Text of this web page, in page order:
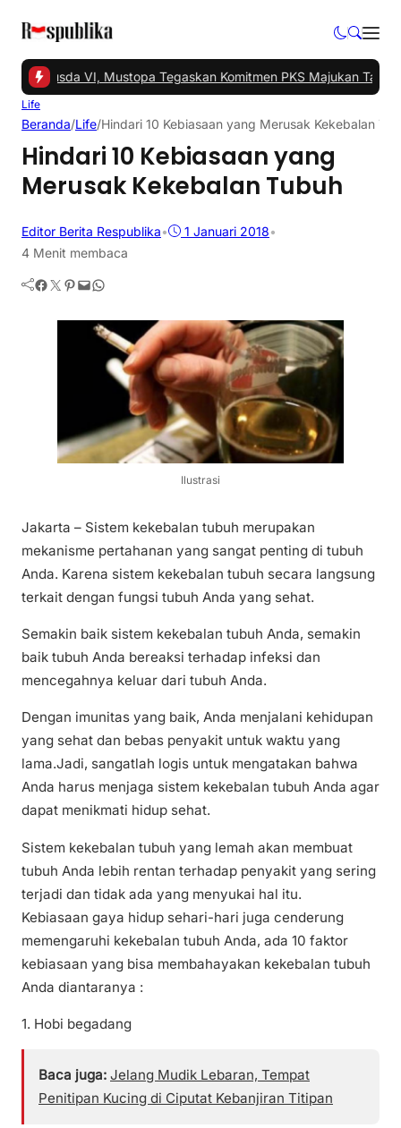
Musda VI, Mustopa Tegaskan Komitmen PKS Majukan Tangsel
Life
Beranda/Life/Hindari 10 Kebiasaan yang Merusak Kekebalan
Hindari 10 Kebiasaan yang
Merusak Kekebalan Tubuh
Editor Berita Respublika• 1 Januari 2018•
4 Menit membaca
Facebook Twitter Pinterest Mail WhatsApp
Ilustrasi
Jakarta – Sistem kekebalan tubuh merupakan
mekanisme pertahanan yang sangat penting di tubuh
Anda. Karena sistem kekebalan tubuh secara langsung
terkait dengan fungsi tubuh Anda yang sehat.
Semakin baik sistem kekebalan tubuh Anda, semakin
baik tubuh Anda bereaksi terhadap infeksi dan
mencegahnya keluar dari tubuh Anda.
Dengan imunitas yang baik, Anda menjalani kehidupan
yang sehat dan bebas penyakit untuk waktu yang
lama.Jadi, sangatlah logis untuk mengatakan bahwa
Anda harus menjaga sistem kekebalan tubuh Anda agar
dapat menikmati hidup sehat.
Sistem kekebalan tubuh yang lemah akan membuat
tubuh Anda lebih rentan terhadap penyakit yang sering
terjadi dan tidak ada yang menyukai hal itu.
Kebiasaan gaya hidup sehari-hari juga cenderung
memengaruhi kekebalan tubuh Anda, ada 10 faktor
kebiasaan yang bisa membahayakan kekebalan tubuh
Anda diantaranya :
1. Hobi begadang
Baca juga: Jelang Mudik Lebaran, Tempat
Penitipan Kucing di Ciputat Kebanjiran Titipan